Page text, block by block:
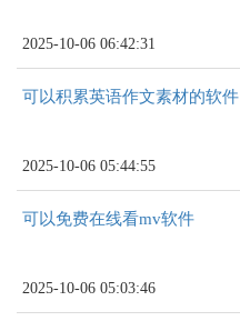
2025-10-06 06:42:31
可以积累英语作文素材的软件
2025-10-06 05:44:55
可以免费在线看mv软件
2025-10-06 05:03:46